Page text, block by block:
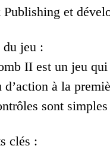
Publishing et
jeu :
II est un jeu
d’action à la
sont
clés :